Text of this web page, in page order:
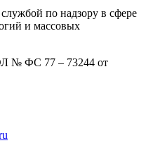
по надзору в сфере
и массовых
№ ФС 77 – 73244 от